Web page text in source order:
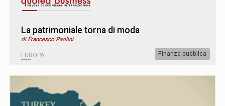
La patrimoniale torna di moda
di Francesco Paolini
EUROPA Finanza pubblica